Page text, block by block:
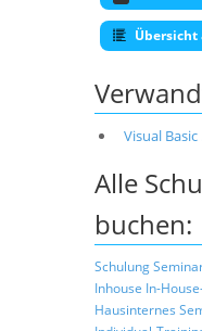
Übersicht
Visual Basic
Alle
buchen:
Schulung
Inhouse In-
Hausinternes